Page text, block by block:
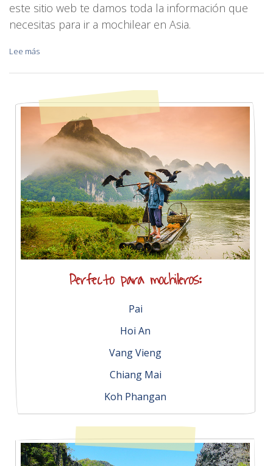
este sitio web te damos toda la información que
necesitas para ir a mochilear en Asia.
Lee más
Perfecto para mochileros:
Pai
Hoi An
Vang Vieng
Chiang Mai
Koh Phangan